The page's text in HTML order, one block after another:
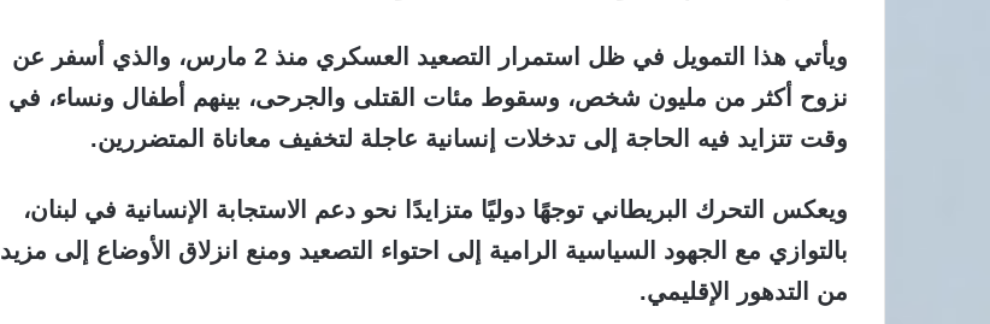
ويأتي هذا التمويل في ظل استمرار التصعيد العسكري منذ 2 مارس، والذي أسفر عن
نزوح أكثر من مليون شخص، وسقوط مئات القتلى والجرحى، بينهم أطفال ونساء، في
وقت تتزايد فيه الحاجة إلى تدخلات إنسانية عاجلة لتخفيف معاناة المتضررين.
ويعكس التحرك البريطاني توجهًا دوليًا متزايدًا نحو دعم الاستجابة الإنسانية في لبنان،
بالتوازي مع الجهود السياسية الرامية إلى احتواء التصعيد ومنع انزلاق الأوضاع إلى مزيد
من التدهور الإقليمي.